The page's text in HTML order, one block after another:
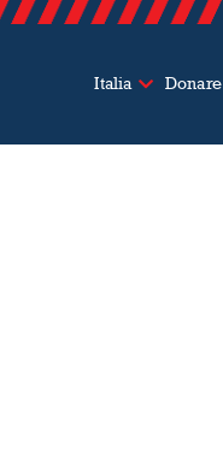
Italia Donare